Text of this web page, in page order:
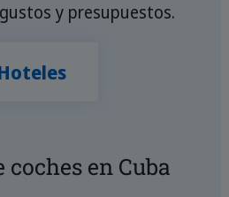
y presupuestos.
en Cuba